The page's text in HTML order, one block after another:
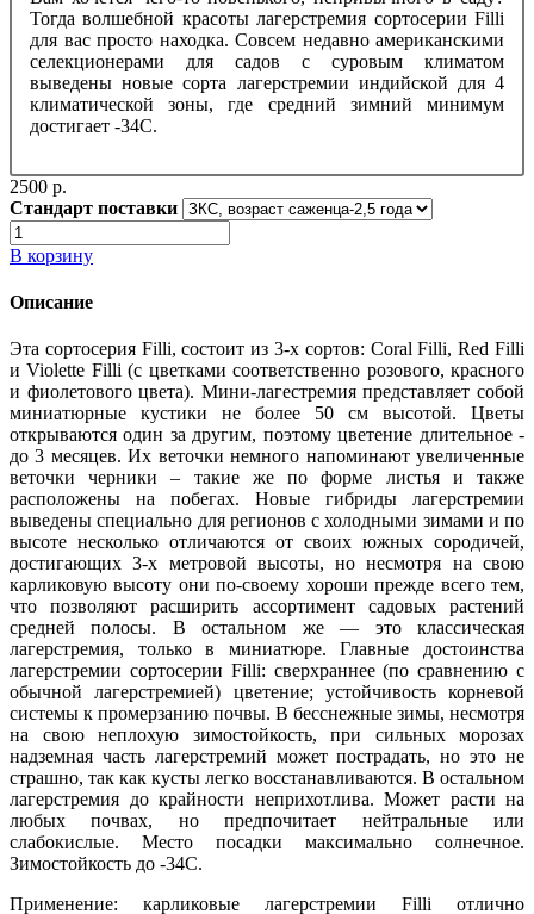
Тогда волшебной красоты лагерстремия сортосерии Filli
для вас просто находка. Совсем недавно американскими
селекционерами для садов с суровым климатом
выведены новые сорта лагерстремии индийской для 4
климатической зоны, где средний зимний минимум
достигает -34С.
2500 p.
Стандарт поставки
В корзину
Описание
Эта сортосерия Filli, состоит из 3-х сортов: Сoral Filli, Red Filli
и Violette Filli (с цветками соответственно розового, красного
и фиолетового цвета). Мини-лагестремия представляет собой
миниатюрные кустики не более 50 см высотой. Цветы
открываются один за другим, поэтому цветение длительное -
до 3 месяцев. Их веточки немного напоминают увеличенные
веточки черники – такие же по форме листья и также
расположены на побегах. Новые гибриды лагерстремии
выведены специально для регионов с холодными зимами и по
высоте несколько отличаются от своих южных сородичей,
достигающих 3-х метровой высоты, но несмотря на свою
карликовую высоту они по-своему хороши прежде всего тем,
что позволяют расширить ассортимент садовых растений
средней полосы. В остальном же — это классическая
лагерстремия, только в миниатюре. Главные достоинства
лагерстремии сортосерии Filli: сверхраннее (по сравнению с
обычной лагерстремией) цветение; устойчивость корневой
системы к промерзанию почвы. В бесснежные зимы, несмотря
на свою неплохую зимостойкость, при сильных морозах
надземная часть лагерстремий может пострадать, но это не
страшно, так как кусты легко восстанавливаются. В остальном
лагерстремия до крайности неприхотлива. Может расти на
любых почвах, но предпочитает нейтральные или
слабокислые. Место посадки максимально солнечное.
Зимостойкость до -34С.
Применение: карликовые лагерстремии Filli отлично